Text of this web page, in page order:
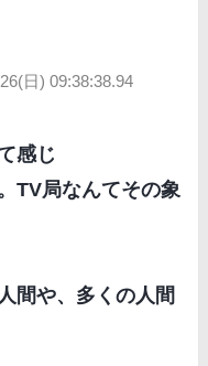
日) 09:38:38.94
感じ
TV局なんてその象
間や、多くの人間